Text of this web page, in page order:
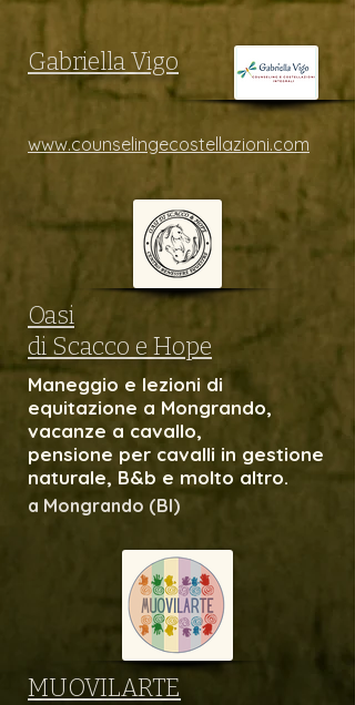
Gabriella Vigo
www.counselingecostellazioni.com​
Oasi
di Scacco e Hope
Maneggio e lezioni di
equitazione a Mongrando,
vacanze a cavallo,
pensione per cavalli in gestione
naturale, B&b e molto altro.
a Mongrando (BI)
MUOVILARTE